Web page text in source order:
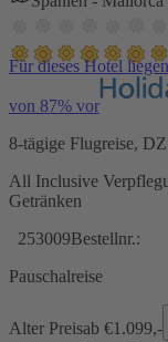
Für dieses Hotel
von 87% vor
8-tägige Flugreise,
All Inclusive
Getränken
253009Bestellnr.:
Pauschalreise
Alter Preisab €1.099,-